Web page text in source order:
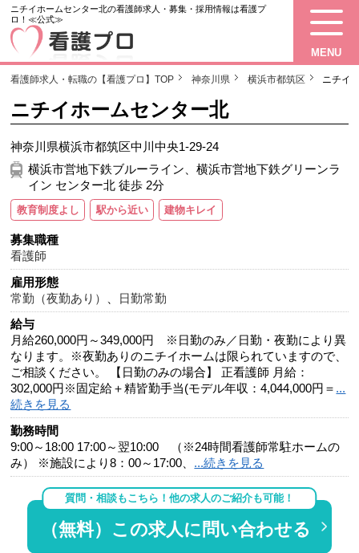
ニチイホームセンター北の看護師求人・募集・採用情報は看護プ
ロ！≪公式≫
MENU
看護師求人・転職の【看護プロ】TOP 神奈川県 横浜市都筑区 ニチイ
ニチイホームセンター北
神奈川県横浜市都筑区中川中央1-29-24
横浜市営地下鉄ブルーライン、横浜市営地下鉄グリーンラ
イン センター北 徒歩 2分
教育制度よし 駅から近い 建物キレイ
募集職種
看護師
雇用形態
常勤（夜勤あり）
日勤常勤
給与
月給260,000円～349,000円 ※日勤のみ／日勤・夜勤により異
なります。※夜勤ありのニチイホームは限られていますので、
ご相談ください。 【日勤のみの場合】 正看護師 月給：
302,000円※固定給＋精皆勤手当(モデル年収：4,044,000円＝ ...
続きを見る
勤務時間
9:00～18:00 17:00～翌10:00 （※24時間看護師常駐ホームの
み） ※施設により8：00～17:00、 ...続きを見る
質問・相談もこちら！他の求人のご紹介も可能！
（無料）この求人に問い合わせる